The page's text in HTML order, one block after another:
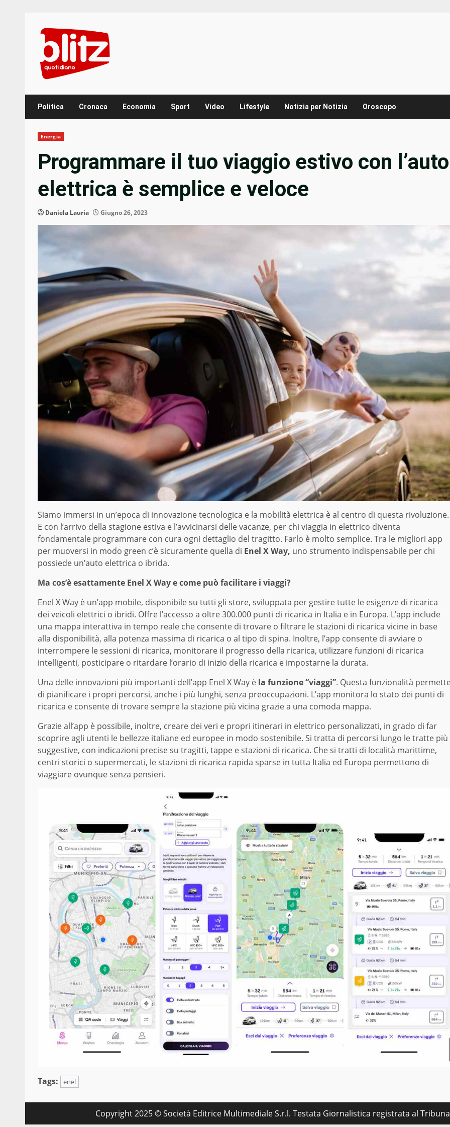
content
Politica Cronaca Economia Sport Video Lifestyle Notizia per Notizia Oroscopo
Energia
Programmare il tuo viaggio estivo con l’auto
elettrica è semplice e veloce
Daniela Lauria Giugno 26, 2023
Siamo immersi in un’epoca di innovazione tecnologica e la mobilità elettrica è al centro di questa rivoluzione.
E con l’arrivo della stagione estiva e l’avvicinarsi delle vacanze, per chi viaggia in elettrico diventa
fondamentale programmare con cura ogni dettaglio del tragitto. Farlo è molto semplice. Tra le migliori app
per muoversi in modo green c’è sicuramente quella di Enel X Way, uno strumento indispensabile per chi
possiede un’auto elettrica o ibrida.
Ma cos’è esattamente Enel X Way e come può facilitare i viaggi?
Enel X Way è un’app mobile, disponibile su tutti gli store, sviluppata per gestire tutte le esigenze di ricarica
dei veicoli elettrici o ibridi. Offre l’accesso a oltre 300.000 punti di ricarica in Italia e in Europa. L’app include
una mappa interattiva in tempo reale che consente di trovare o filtrare le stazioni di ricarica vicine in base
alla disponibilità, alla potenza massima di ricarica o al tipo di spina. Inoltre, l’app consente di avviare o
interrompere le sessioni di ricarica, monitorare il progresso della ricarica, utilizzare funzioni di ricarica
intelligenti, posticipare o ritardare l’orario di inizio della ricarica e impostarne la durata.
Una delle innovazioni più importanti dell’app Enel X Way è la funzione “viaggi”. Questa funzionalità
di pianificare i propri percorsi, anche i più lunghi, senza preoccupazioni. L’app monitora lo stato dei punti di
ricarica e consente di trovare sempre la stazione più vicina grazie a una comoda mappa.
Grazie all’app è possibile, inoltre, creare dei veri e propri itinerari in elettrico personalizzati, in grado di far
scoprire agli utenti le bellezze italiane ed europee in modo sostenibile. Si tratta di percorsi lungo le tratte più
suggestive, con indicazioni precise su tragitti, tappe e stazioni di ricarica. Che si tratti di località marittime,
centri storici o supermercati, le stazioni di ricarica rapida sparse in tutta Italia ed Europa permettono di
viaggiare ovunque senza pensieri.
Tags: enel
Copyright 2025 © Società Editrice Multimediale S.r.l. Testata Giornalistica registrata al